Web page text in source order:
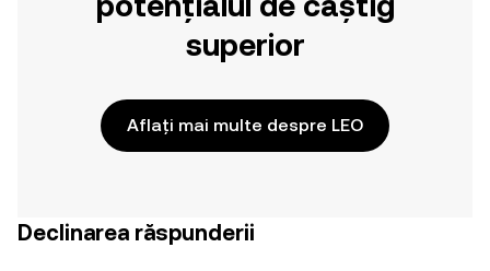
superior
Aflați mai multe despre LEO
Declinarea răspunderii